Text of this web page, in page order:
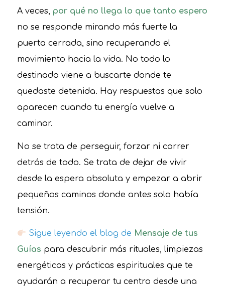
A veces, por qué no llega lo que tanto espero
no se responde mirando más fuerte la
puerta cerrada, sino recuperando el
movimiento hacia la vida. No todo lo
destinado viene a buscarte donde te
quedaste detenida. Hay respuestas que solo
aparecen cuando tu energía vuelve a
caminar.
No se trata de perseguir, forzar ni correr
detrás de todo. Se trata de dejar de vivir
desde la espera absoluta y empezar a abrir
pequeños caminos donde antes solo había
tensión.
Sigue leyendo el blog de Mensaje de tus
Guías para descubrir más rituales, limpiezas
energéticas y prácticas espirituales que te
ayudarán a recuperar tu centro desde una